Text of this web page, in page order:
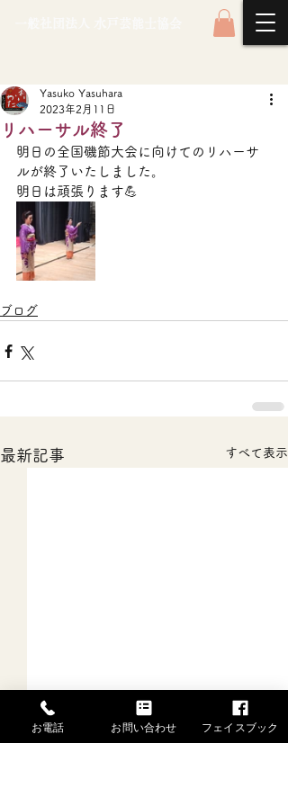
リハーサル終了
Yasuko Yasuhara
2023年2月11日
明日の全国磯節大会に向けてのリハーサ
ルが終了いたしました。
明日は頑張ります💪
ブログ
最新記事 すべて表示
お電話 お問い合わせ フェイスブック